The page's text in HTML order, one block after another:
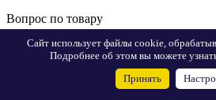
Вопрос по товару
Менеджеры компании ответят на
Сайт использует файлы cookie,
Подробнее об этом вы можете
Принять